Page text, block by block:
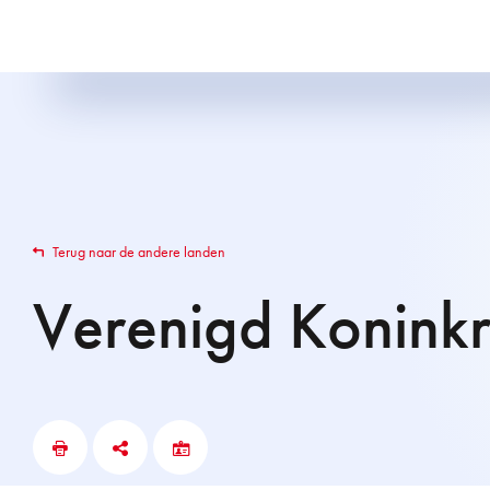
Terug naar de andere landen
Verenigd